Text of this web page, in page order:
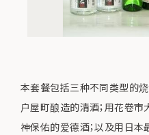
本套餐包括三种不同类型的
户屋町酿造的清酒；用花卷市
神保佑的爱德酒；以及用日